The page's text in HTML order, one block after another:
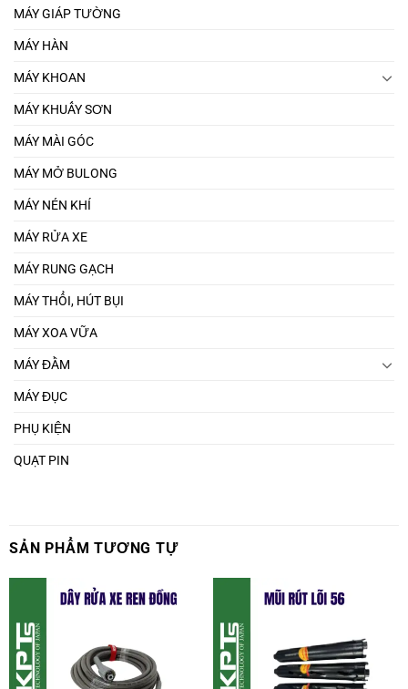
MÁY GIÁP TƯỜNG
MÁY HÀN
MÁY KHOAN
MÁY KHUẤY SƠN
MÁY MÀI GÓC
MÁY MỞ BULONG
MÁY NÉN KHÍ
MÁY RỬA XE
MÁY RUNG GẠCH
MÁY THỔI, HÚT BỤI
MÁY XOA VỮA
MÁY ĐẦM
MÁY ĐỤC
PHỤ KIỆN
QUẠT PIN
SẢN PHẨM TƯƠNG TỰ